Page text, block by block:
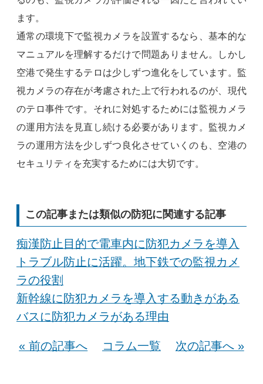
ます。
通常の環境下で監視カメラを設置するなら、基本的な
マニュアルを理解するだけで問題ありません。しかし
空港で発生するテロは少しずつ進化をしています。監
視カメラの存在が考慮された上で行われるのが、現代
のテロ事件です。それに対処するためには監視カメラ
の運用方法を見直し続ける必要があります。監視カメ
ラの運用方法を少しずつ良化させていくのも、空港の
セキュリティを充実するためには大切です。
この記事または類似の防犯に関連する記事
痴漢防止目的で電車内に防犯カメラを導入
トラブル防止に活躍。地下鉄での監視カメ
ラの役割
新幹線に防犯カメラを導入する動きがある
バスに防犯カメラがある理由
« 前の記事へ コラム一覧 次の記事へ »